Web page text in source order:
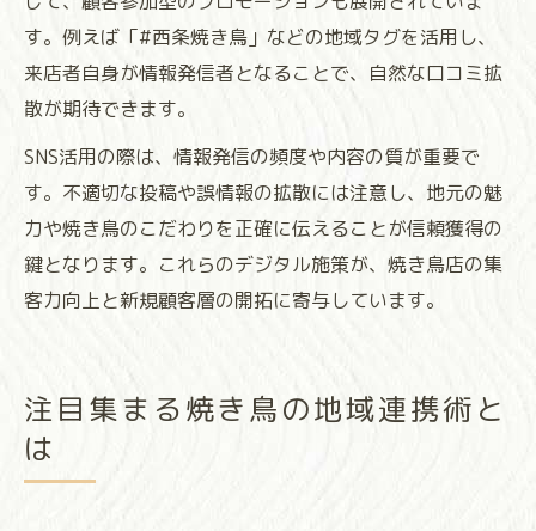
す。例えば「#西条焼き鳥」などの地域タグを活用し、
来店者自身が情報発信者となることで、自然な口コミ拡
散が期待できます。
SNS活用の際は、情報発信の頻度や内容の質が重要で
す。不適切な投稿や誤情報の拡散には注意し、地元の魅
力や焼き鳥のこだわりを正確に伝えることが信頼獲得の
鍵となります。これらのデジタル施策が、焼き鳥店の集
客力向上と新規顧客層の開拓に寄与しています。
注目集まる焼き鳥の地域連携術と
は